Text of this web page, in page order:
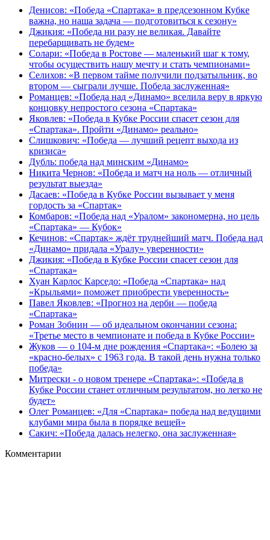
Денисов: «Победа «Спартака» в предсезонном Кубке
важна, но наша задача — подготовиться к сезону»
Джикия: «Победа ни разу не великая. Давайте
перебарщивать не будем»
Солари: «Победа в Ростове — маленький шаг к тому,
чтобы осуществить нашу мечту и стать чемпионами»
Селихов: «В первом тайме получили подзатыльник, во
втором — сыграли лучше. Победа заслуженная»
Романцев: «Победа над «Динамо» вселила веру в яркую
концовку непростого сезона «Спартака»
Яковлев: «Победа в Кубке России спасет сезон для
«Спартака». Пройти «Динамо» реально»
Слишкович: «Победа — лучший рецепт выхода из
кризиса»
Дубль: победа над минским «Динамо»
Никита Чернов: «Победа и матч на ноль — отличный
результат выезда»
Дасаев: «Победа в Кубке России вызывает у меня
гордость за «Спартак»
Комбаров: «Победа над «Уралом» закономерна, но цель
«Спартака» — Кубок»
Кечинов: «Спартак» ждёт труднейший матч. Победа над
«Динамо» придала «Уралу» уверенности»
Джикия: «Победа в Кубке России спасет сезон для
«Спартака»
Хуан Карлос Карседо: «Победа «Спартака» над
«Крыльями» поможет приобрести уверенность»
Павел Яковлев: «Прогноз на дерби — победа
«Спартака»
Роман Зобнин — об идеальном окончании сезона:
«Третье место в чемпионате и победа в Кубке России»
Жуков — о 104‑м дне рождения «Спартака»: «Болею за
«красно‑белых» с 1963 года. В такой день нужна только
победа»
Митрески - о новом тренере «Спартака»: «Победа в
Кубке России станет отличным результатом, но легко не
будет»
Олег Романцев: «Для «Спартака» победа над ведущими
клубами мира была в порядке вещей»
Сакич: «Победа далась нелегко, она заслуженная»
Комментарии